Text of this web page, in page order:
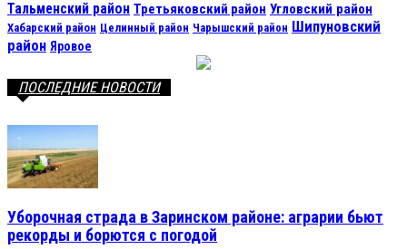
Тальменский район Третьяковский район Угловский район
Хабарский район Целинный район Чарышский район Шипуновский
район Яровое
ПОСЛЕДНИЕ НОВОСТИ
Уборочная страда в Заринском районе: аграрии бьют
рекорды и борются с погодой